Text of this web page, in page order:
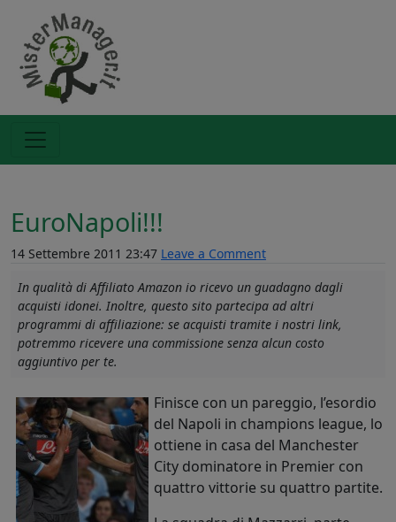
EuroNapoli!!!
14 Settembre 2011 23:47 Leave a Comment
In qualità di Affiliato Amazon io ricevo un guadagno dagli
acquisti idonei. Inoltre, questo sito partecipa ad altri
programmi di affiliazione: se acquisti tramite i nostri link,
potremmo ricevere una commissione senza alcun costo
aggiuntivo per te.
Finisce con un pareggio, l’esordio
del Napoli in champions league, lo
ottiene in casa del Manchester
City dominatore in Premier con
quattro vittorie su quattro partite.